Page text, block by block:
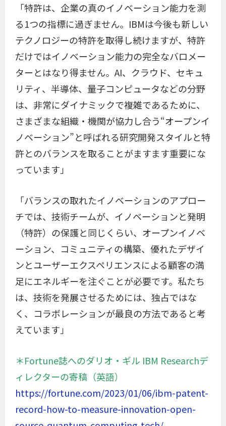
「特許は、企業の真のイノベーション能力を測
る1つの指標に過ぎません。IBMは今後も新しい
テクノロジーの特許を取得し続けますが、特許
だけではイノベーション能力の完全なバロメー
ターとはなり得ません。AI、クラウド、セキュ
リティ、半導体、量子コンピュータなどの分野
は、非常にダイナミックで複雑であるために、
さまざまな組織・機関が協力し合う“オープンイ
ノベーション”と呼ばれる研究開発スタイルと特
許とのバランスを取ることがますます重要にな
っています」
「バランスの取れたイノベーションのアプロー
チでは、技術チームが、イノベーションと発明
（特許）の保護と同じくらい、オープンイノベ
ーション、コミュニティの構築、優れたデザイ
ンとユーザーエクスペリエンスによる顧客の満
足にエネルギーを注ぐことが必要です。私たち
は、技術を発展させるためには、独占ではな
く、コラボレーションが最良の方法であると考
えています」
＊Fortune誌へのダリオ・ギル IBM Researchデ
ィレクターの寄稿（英語）
https://fortune.com/2023/01/06/ibm-patent-
record-how-to-measure-innovation-open-